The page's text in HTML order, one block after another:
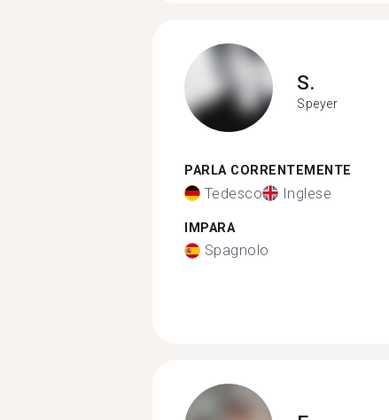
S.
Speyer
PARLA CORRENTEMENTE
Tedesco Inglese
IMPARA
Spagnolo